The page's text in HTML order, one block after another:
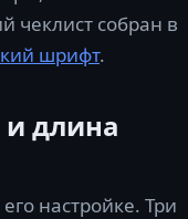
чеклист собран в
шрифт.
длина
настройке. Три